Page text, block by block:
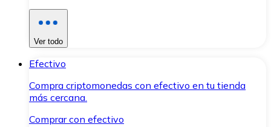
Ver todo
Efectivo
Compra criptomonedas con efectivo en tu tienda
más cercana.
Comprar con efectivo